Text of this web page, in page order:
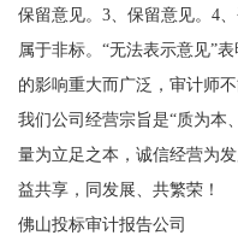
保留意见。3、保留意见。4
属于非标。“无法表示意见”
的影响重大而广泛，审计师
我们公司经营宗旨是“质为本
量为立足之本，诚信经营为
益共享，同发展、共繁荣！
佛山投标审计报告公司